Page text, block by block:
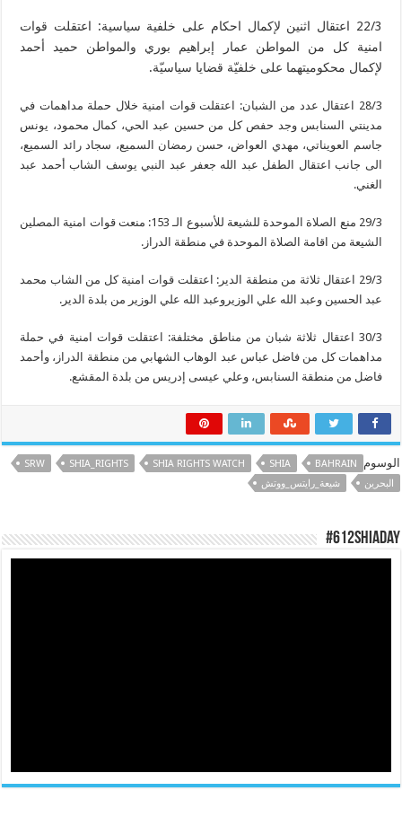
22/3 اعتقال اثنين لإكمال احكام على خلفية سياسية: اعتقلت قوات
امنية كل من المواطن عمار إبراهيم بوري والمواطن حميد أحمد
لإكمال محكوميتهما على خلفيّة قضايا سياسيّة.
28/3 اعتقال عدد من الشبان: اعتقلت قوات امنية خلال حملة مداهمات في
مدينتي السنابس وجد حفص كل من حسين عبد الحي، كمال محمود، يونس
جاسم العويناتي، مهدي العواض، حسن رمضان السميع، سجاد رائد السميع،
الى جانب اعتقال الطفل عبد الله جعفر عبد النبي يوسف الشاب أحمد عبد
الغني.
29/3 منع الصلاة الموحدة للشيعة للأسبوع الـ 153: منعت قوات امنية المصلين
الشيعة من اقامة الصلاة الموحدة في منطقة الدراز.
29/3 اعتقال ثلاثة من منطقة الدير: اعتقلت قوات امنية كل من الشاب محمد
عبد الحسين وعبد الله علي الوزيروعبد الله علي الوزير من بلدة الدير.
30/3 اعتقال ثلاثة شبان من مناطق مختلفة: اعتقلت قوات امنية في حملة
مداهمات كل من فاضل عباس عبد الوهاب الشهابي من منطقة الدراز، وأحمد
فاضل من منطقة السنابس، وعلي عيسى إدريس من بلدة المقشع.
الوسوم BAHRAIN
SHIA
SHIA RIGHTS WATCH
SHIA_RIGHTS
SRW
البحرين
شيعة_رايتس_ووتش
#612ShiaDay